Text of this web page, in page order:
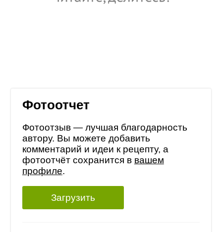
Фотоотчет
Фотоотзыв — лучшая благодарность
автору. Вы можете добавить
комментарий и идеи к рецепту, а
фотоотчёт сохранится в вашем
профиле.
Загрузить